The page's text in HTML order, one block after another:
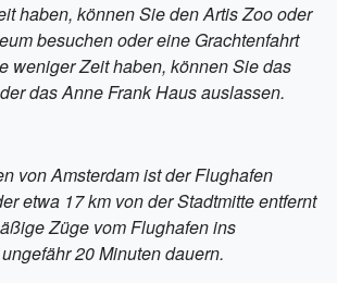
haben, können Sie den Artis Zoo oder
besuchen oder eine Grachtenfahrt
weniger Zeit haben, können Sie das
das Anne Frank Haus auslassen.
von Amsterdam ist der Flughafen
etwa 17 km von der Stadtmitte entfernt
Züge vom Flughafen ins
20 Minuten dauern.